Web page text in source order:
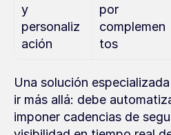
y
personaliz
ación
por
complemen
tos
Una solución
ir más allá: debe
imponer cadencias de